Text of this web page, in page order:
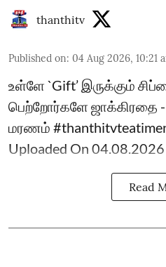
thanthitv
Published on: 04 Aug 2026, 10:21
உள்ளே `Gift’ இருக்கும்
பெற்றோர்களே ஜாக்கிரதை
மரணம்
Uploaded On 04.08.2026
Read